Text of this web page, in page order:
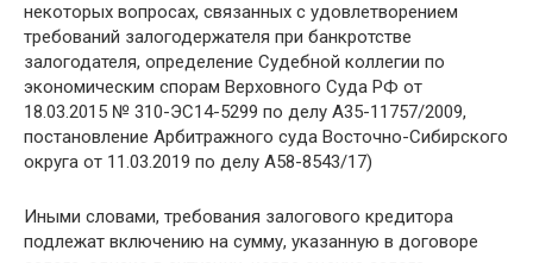
некоторых вопросах, связанных с удовлетворением
требований залогодержателя при банкротстве
залогодателя, определение Судебной коллегии по
экономическим спорам Верховного Суда РФ от
18.03.2015 № 310-ЭС14-5299 по делу А35-11757/2009,
постановление Арбитражного суда Восточно-Сибирского
округа от 11.03.2019 по делу А58-8543/17)
Иными словами, требования залогового кредитора
подлежат включению на сумму, указанную в договоре